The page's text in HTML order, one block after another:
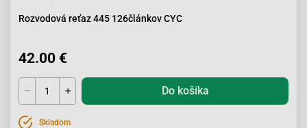
Rozvodová reťaz 445 126článkov CYC
42.00 €
Do košíka
Skladom